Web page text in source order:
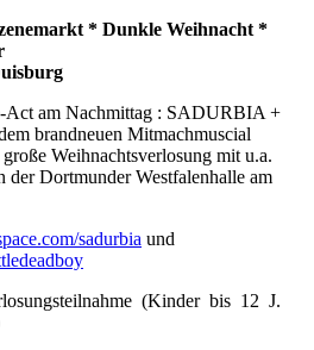
* Dunkle Weihnacht *
Act am Nachmittag : SADURBIA +
brandneuen Mitmachmuscial
Weihnachtsverlosung mit u.a.
Dortmunder Westfalenhalle am
sadurbia und
(Kinder bis 12 J.